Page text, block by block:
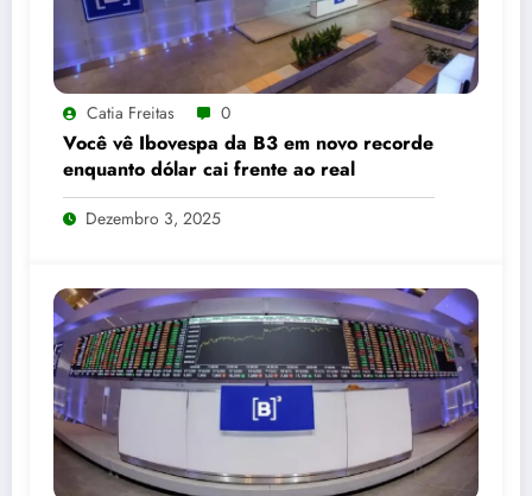
Catia Freitas 0
Você vê Ibovespa da B3 em novo recorde
enquanto dólar cai frente ao real
Dezembro 3, 2025